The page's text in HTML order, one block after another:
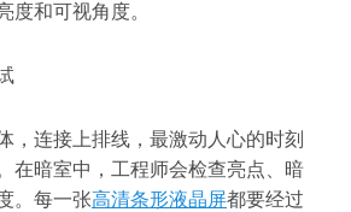
度和可视角度。
，连接上排线，最激动人心的时刻
暗室中，工程师会检查亮点、暗
。每一张高清条形液晶屏都要经过